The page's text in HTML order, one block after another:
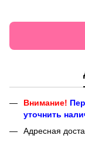
Внимание!
уточнить
Адресная